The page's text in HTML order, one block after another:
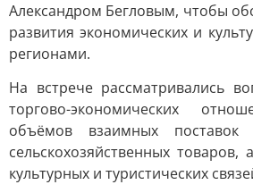
Александром Бегловым, чтобы
развития экономических и
регионами.
На встрече рассматривались
торгово-экономических
объёмов взаимных
сельскохозяйственных товаров,
культурных и туристических